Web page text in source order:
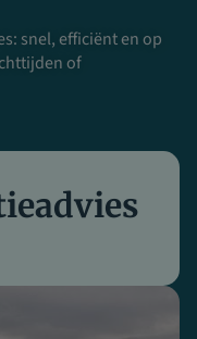
snel, efficiënt en op
of